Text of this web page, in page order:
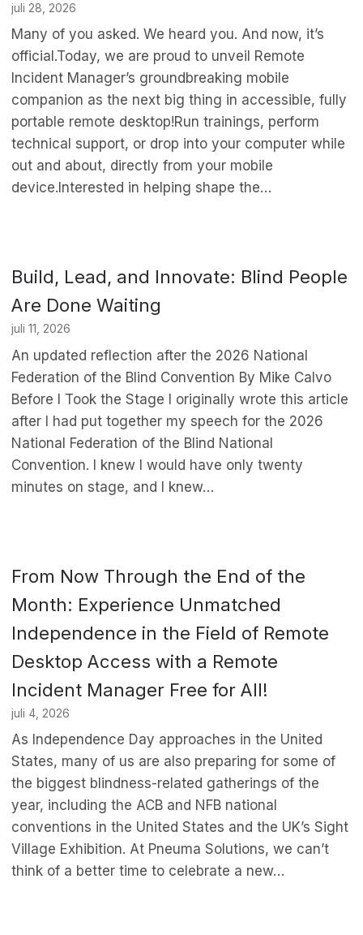
juli 28, 2026
Many of you asked. We heard you. And now, it’s
official.Today, we are proud to unveil Remote
Incident Manager’s groundbreaking mobile
companion as the next big thing in accessible, fully
portable remote desktop!Run trainings, perform
technical support, or drop into your computer while
out and about, directly from your mobile
device.Interested in helping shape the…
Build, Lead, and Innovate: Blind People
Are Done Waiting
juli 11, 2026
An updated reflection after the 2026 National
Federation of the Blind Convention By Mike Calvo
Before I Took the Stage I originally wrote this article
after I had put together my speech for the 2026
National Federation of the Blind National
Convention. I knew I would have only twenty
minutes on stage, and I knew…
From Now Through the End of the
Month: Experience Unmatched
Independence in the Field of Remote
Desktop Access with a Remote
Incident Manager Free for All!
juli 4, 2026
As Independence Day approaches in the United
States, many of us are also preparing for some of
the biggest blindness-related gatherings of the
year, including the ACB and NFB national
conventions in the United States and the UK’s Sight
Village Exhibition. At Pneuma Solutions, we can’t
think of a better time to celebrate a new…